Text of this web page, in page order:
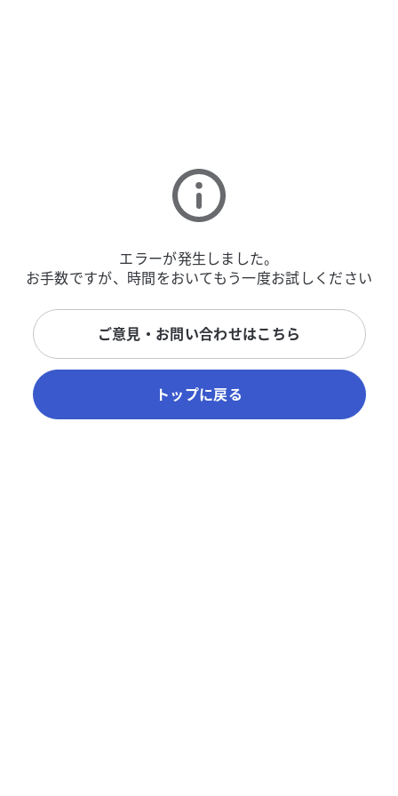
エラーが発生しました。
お手数ですが、時間をおいてもう一度お試しください
ご意見・お問い合わせはこちら
トップに戻る